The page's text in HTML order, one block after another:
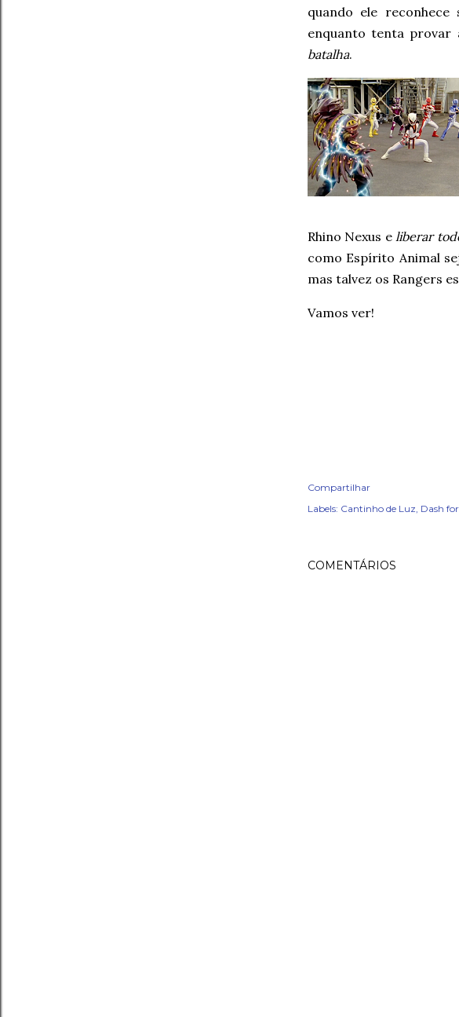
quando ele
enquanto tenta provar
batalha.
Rhino Nexus eliberar
como Espírito Animal
mas talvez os Rangers
Vamos ver!
Compartilhar
Labels: Cantinho de Luz Dash
COMENTÁRIOS